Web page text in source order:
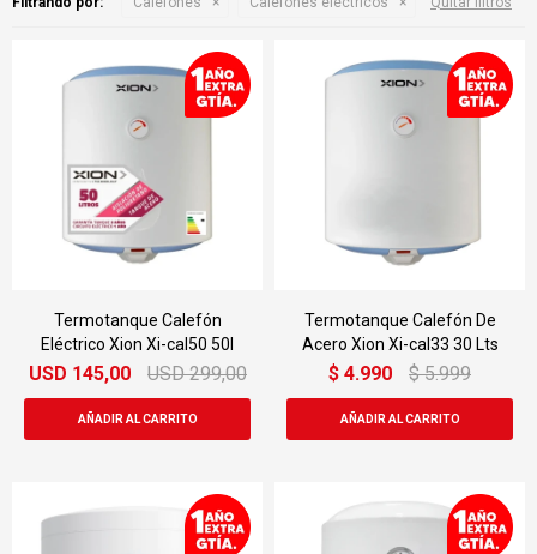
Termotanque Calefón
Eléctrico Xion Xi-cal50 50l
USD 145,00 USD 299,00
Termotanque Calefón De
Acero Xion Xi-cal33 30 Lts
$ 4.990 $ 5.999